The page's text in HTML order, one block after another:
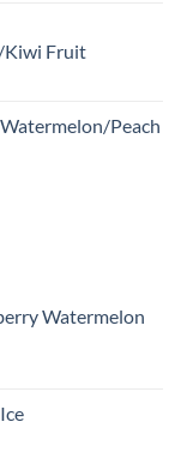
Kiwi Fruit
Peach
Watermelon